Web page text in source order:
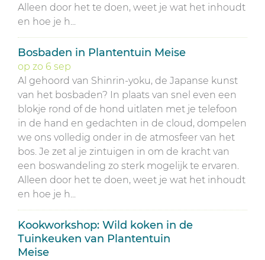
Alleen door het te doen, weet je wat het inhoudt
en hoe je h...
Bosbaden in Plantentuin Meise
op zo 6 sep
Al gehoord van Shinrin-yoku, de Japanse kunst
van het bosbaden? In plaats van snel even een
blokje rond of de hond uitlaten met je telefoon
in de hand en gedachten in de cloud, dompelen
we ons volledig onder in de atmosfeer van het
bos. Je zet al je zintuigen in om de kracht van
een boswandeling zo sterk mogelijk te ervaren.
Alleen door het te doen, weet je wat het inhoudt
en hoe je h...
Kookworkshop: Wild koken in de
Tuinkeuken van Plantentuin
Meise